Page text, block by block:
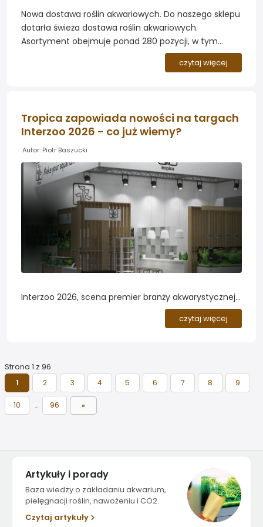
Nowa dostawa roślin akwariowych. Do naszego sklepu
dotarła świeża dostawa roślin akwariowych.
Asortyment obejmuje ponad 280 pozycji, w tym
popularne gatunki tła, rośliny pierwszego planu,
mchy, wątrobowce oraz odmiany wybarwione....
czytaj więcej
Tropica zapowiada nowości na targach
Interzoo 2026 - co już wiemy?
Autor: Piotr Baszucki
Interzoo 2026, scena premier branży akwarystycznej.
Targi Interzoo w Norymberdze to największe i
najważniejsze wydarzenie branży zoologicznej na
i kierunki rozwoju....
czytaj więcej
Strona 1 z 96
1 2 3 4 5 6 7 8 9
10 … 96 »
Artykuły i porady
Baza wiedzy o zakładaniu akwarium,
pielęgnacji roślin, nawożeniu i CO2.
Czytaj artykuły